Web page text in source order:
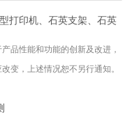
打印机、石英支架、石英
品性能和功能的创新及改进，
变，上述情况恕不另行通知。